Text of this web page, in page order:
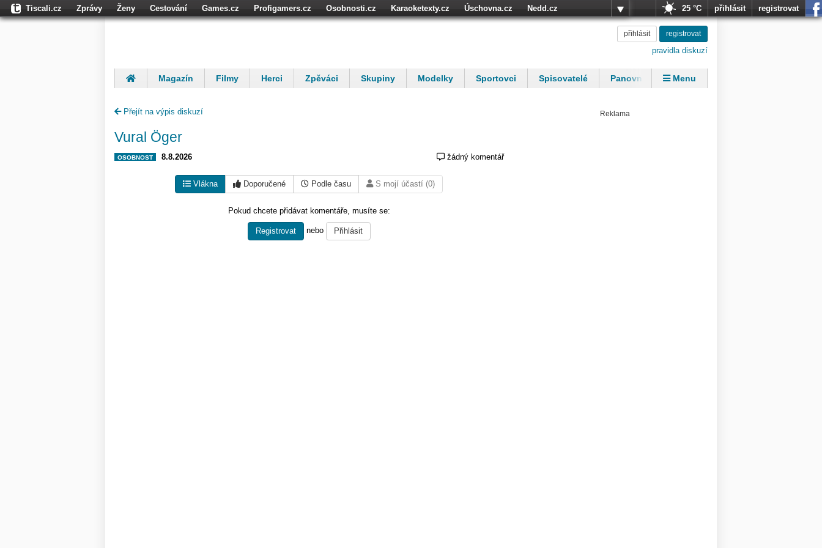
Tiscali.cz Zprávy Ženy Cestování Games.cz Profigamers.cz Osobnosti.cz Karaoketexty.cz Úschovna.cz
Nedd.cz
25 °C přihlásit registrovat
přihlásit registrovat
pravidla diskuzí
Magazín Filmy Herci Zpěváci Skupiny Modelky Sportovci Spisovatelé
Panovníci
Menu
Přejít na výpis diskuzí
Vural Öger
OSOBNOST 8.8.2026 žádný komentář
Vlákna Doporučené Podle času S mojí účastí (0)
Pokud chcete přidávat komentáře, musíte se:
Registrovat nebo Přihlásit